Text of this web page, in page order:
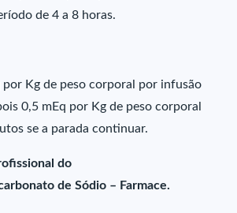
de 4 a 8 horas.
por Kg de peso corporal por infusão
0,5 mEq por Kg de peso corporal
se a parada continuar.
do
de Sódio – Farmace.